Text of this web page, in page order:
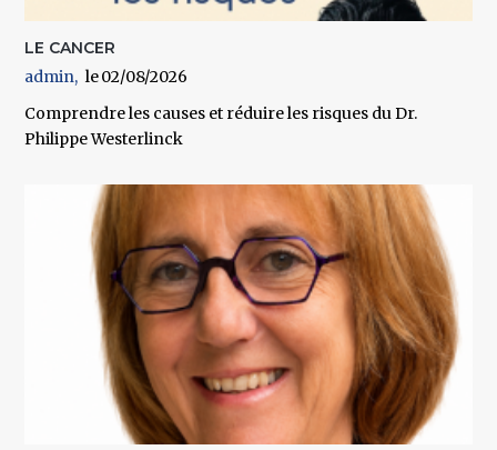
LE CANCER
admin
02/08/2026
Comprendre les causes et réduire les risques du Dr.
Philippe Westerlinck